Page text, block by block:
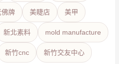
佛牌 美睫店 美甲
新北素料 mold manufacture
新竹cnc 新竹交友中心